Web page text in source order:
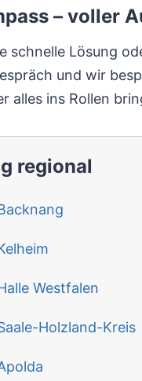
– voller
schnelle Lösung
und wir
alles ins Rollen
regional
Westfalen
Holzland-Kreis